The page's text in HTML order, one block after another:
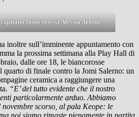
biancorossa Alessia Artoni
inoltre sull’imminente appuntamento con
la prossima settimana alla Play Hall di
dalle ore 18, le biancorosse
quarto di finale contro la Jomi Salerno: un
ceramica a raggiungere una
“E’ del tutto evidente che il nostro
particolarmente arduo. Abbiamo
scorso, al pala Keope: le
noi siamo rimaste pienamente in partita